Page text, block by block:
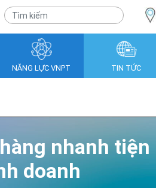
NĂNG LỰC VNPT TIN TỨC
nhanh tiện
doanh